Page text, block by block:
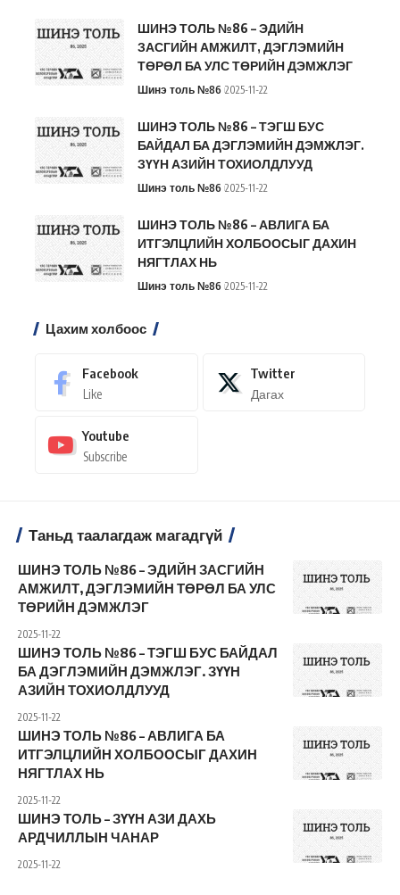
ШИНЭ ТОЛЬ №86 – ЭДИЙН
ЗАСГИЙН АМЖИЛТ, ДЭГЛЭМИЙН
ТӨРӨЛ БА УЛС ТӨРИЙН ДЭМЖЛЭГ
Шинэ толь №86 2025-11-22
ШИНЭ ТОЛЬ №86 – ТЭГШ БУС
БАЙДАЛ БА ДЭГЛЭМИЙН ДЭМЖЛЭГ.
ЗҮҮН АЗИЙН ТОХИОЛДЛУУД
Шинэ толь №86 2025-11-22
ШИНЭ ТОЛЬ №86 – АВЛИГА БА
ИТГЭЛЦЛИЙН ХОЛБООСЫГ ДАХИН
НЯГТЛАХ НЬ
Шинэ толь №86 2025-11-22
Цахим холбоос
Facebook
Like
Twitter
Дагах
Youtube
Subscribe
Таньд таалагдаж магадгүй
ШИНЭ ТОЛЬ №86 – ЭДИЙН ЗАСГИЙН
АМЖИЛТ, ДЭГЛЭМИЙН ТӨРӨЛ БА УЛС
ТӨРИЙН ДЭМЖЛЭГ
2025-11-22
ШИНЭ ТОЛЬ №86 – ТЭГШ БУС БАЙДАЛ
БА ДЭГЛЭМИЙН ДЭМЖЛЭГ. ЗҮҮН
АЗИЙН ТОХИОЛДЛУУД
2025-11-22
ШИНЭ ТОЛЬ №86 – АВЛИГА БА
ИТГЭЛЦЛИЙН ХОЛБООСЫГ ДАХИН
НЯГТЛАХ НЬ
2025-11-22
ШИНЭ ТОЛЬ – ЗҮҮН АЗИ ДАХЬ
АРДЧИЛЛЫН ЧАНАР
2025-11-22